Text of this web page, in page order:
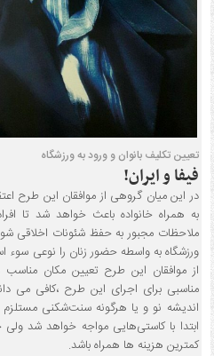
تعیین تکلیف بانوان و ورود به ورزشگاه
فیفا و ایران!
در این میان گروهی از موافقان این طرح
به همراه خانواده باعث خواهد شد تا
ملاحظات مجبور به حفظ شئونات اخلاقی
ورزشگاه به واسطه حضور زنان را نوعی
از موافقان این طرح تعیین مکان مناسب
مناسبی برای اجرای این طرح ،کافی می
اندیشه نو و یا هرگونه سنت‌شکنی
ابتدا با کاستی‌هایی مواجه خواهد شد
کمترین هزینه ها همراه باشد.